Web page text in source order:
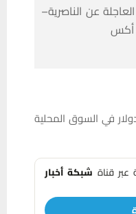
عن الناصرية–
أكس
في السوق المحلية
عبر قناة شبكة أخبار